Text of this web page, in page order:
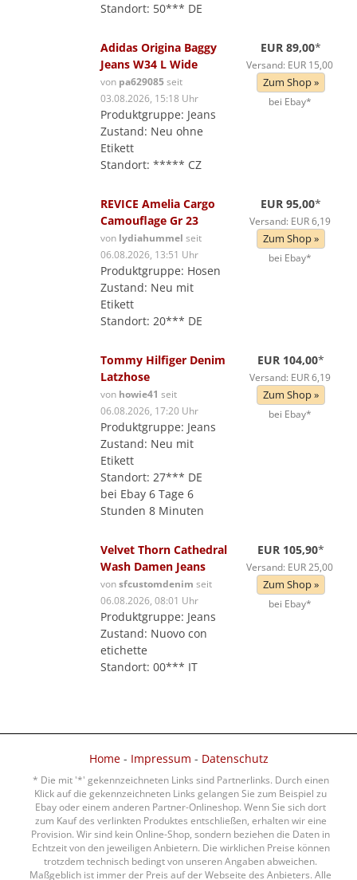
Standort: 50*** DE
Adidas Origina Baggy
Jeans W34 L Wide
von pa629085seit
03.08.2026, 15:18 Uhr
Produktgruppe: Jeans
Zustand: Neu ohne
Etikett
Standort: ***** CZ
EUR 89,00*
Versand: EUR 15,00
Zum Shop »
bei Ebay*
REVICE Amelia Cargo
Camouflage Gr 23
von lydiahummel seit
06.08.2026, 13:51 Uhr
Produktgruppe: Hosen
Zustand: Neu mit
Etikett
Standort: 20*** DE
EUR 95,00*
Versand: EUR 6,19
Zum Shop »
bei Ebay*
Tommy Hilfiger Denim
Latzhose
von howie41 seit
06.08.2026, 17:20 Uhr
Produktgruppe: Jeans
Zustand: Neu mit
Etikett
Standort: 27*** DE
bei Ebay 6 Tage 6
Stunden 8 Minuten
EUR 104,00*
Versand: EUR 6,19
Zum Shop »
bei Ebay*
Velvet Thorn Cathedral
Wash Damen Jeans
vonsfcustomdenim seit
06.08.2026, 08:01 Uhr
Produktgruppe: Jeans
Zustand: Nuovo con
etichette
Standort: 00*** IT
EUR 105,90*
Versand: EUR 25,00
Zum Shop »
bei Ebay*
Home- Impressum - Datenschutz
* Die mit '*' gekennzeichneten Links sind Partnerlinks. Durch einen
Klick auf die gekennzeichneten Links gelangen Sie zum Beispiel zu
Ebay oder einem anderen Partner-Onlineshop. Wenn Sie sich dort
zum Kauf des verlinkten Produktes entschließen, erhalten wir eine
Provision. Wir sind kein Online-Shop, sondern beziehen die Daten in
Echtzeit von den jeweiligen Anbietern. Die wirklichen Preise können
trotzdem technisch bedingt von unseren Angaben abweichen.
Maßgeblich ist immer der Preis auf der Webseite des Anbieters. Alle